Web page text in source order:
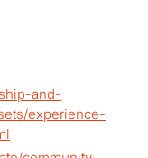
and-
experience-